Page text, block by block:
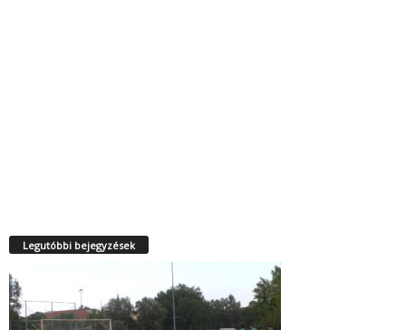
Legutóbbi bejegyzések